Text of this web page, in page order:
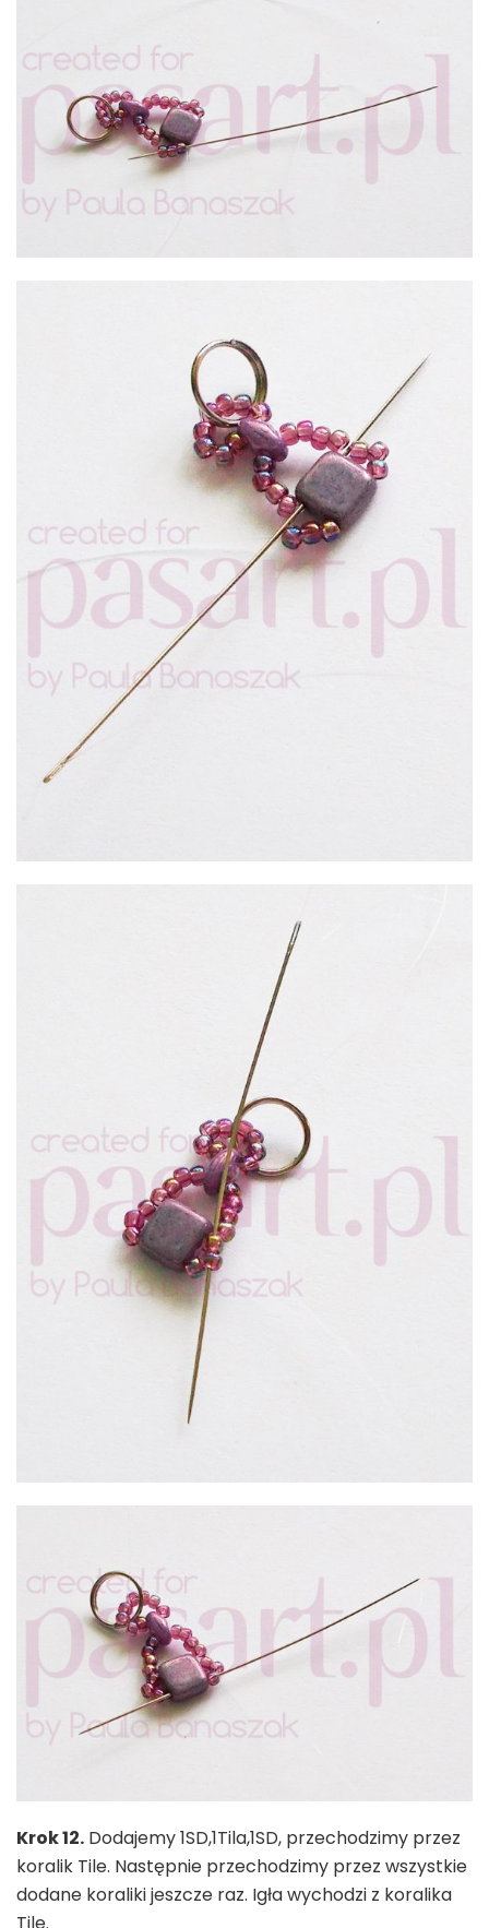
Krok 12. Dodajemy 1SD,1Tila,1SD, przechodzimy przez
koralik Tile. Następnie przechodzimy przez wszystkie
dodane koraliki jeszcze raz. Igła wychodzi z koralika
Tile.